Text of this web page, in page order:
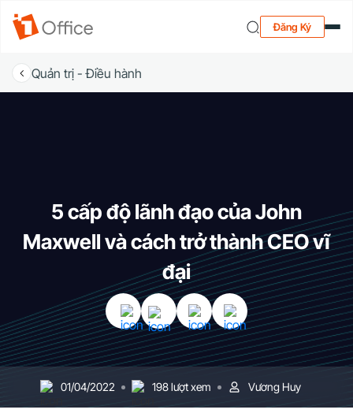
Đăng Ký
Quản trị - Điều hành
5 cấp độ lãnh đạo của John
Maxwell và cách trở thành CEO vĩ
đại
01/04/2022 198 lượt xem Vương Huy